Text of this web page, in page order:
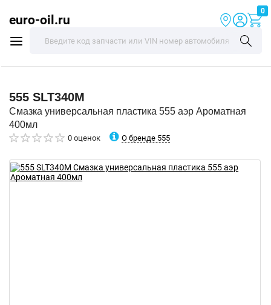
euro-oil.ru
0
555 SLT340M
Смазка универсальная пластика 555 аэр Ароматная
400мл
0 оценок О бренде 555